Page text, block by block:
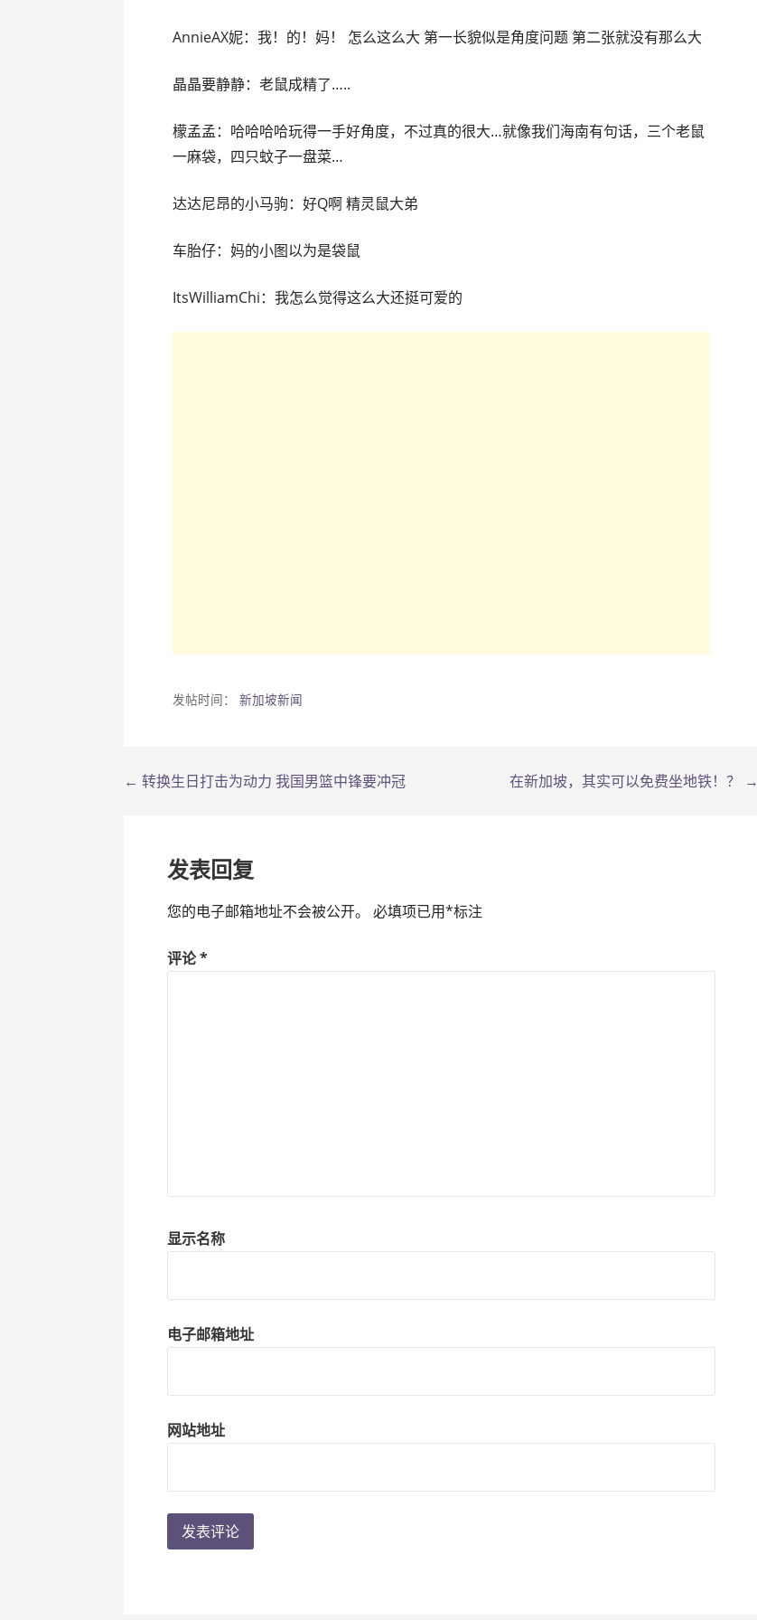
AnnieAX妮：我！的！妈！ 怎么这么大 第一长貌似是角度问题 第二张就没有那么大
晶晶要静静：老鼠成精了…..
檬孟孟：哈哈哈哈玩得一手好角度，不过真的很大…就像我们海南有句话，三个老鼠
一麻袋，四只蚊子一盘菜…
达达尼昂的小马驹：好Q啊 精灵鼠大弟
车胎仔：妈的小图以为是袋鼠
ItsWilliamChi：我怎么觉得这么大还挺可爱的
发帖时间：新加坡新闻
文
← 转换生日打击为动力 我国男篮中锋要冲冠 在新加坡，其实可以免费坐地铁！？ →
发表回复
您的电子邮箱地址不会被公开。 必填项已用*标注
评论*
显示名称
电子邮箱地址
网站地址